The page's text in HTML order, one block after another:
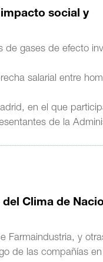
social y
de gases de efecto
salarial entre
en el que
de la
Clima de
Farmaindustria, y
de las compañías